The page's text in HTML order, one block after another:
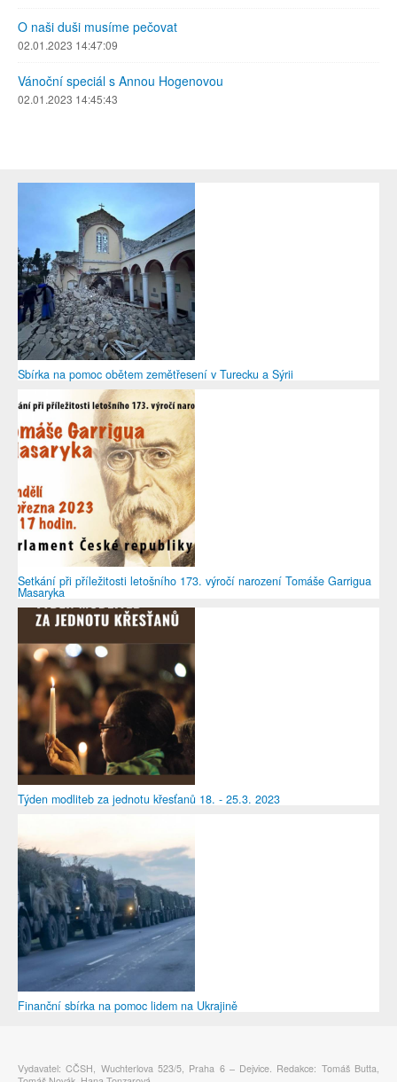
O naši duši musíme pečovat
02.01.2023 14:47:09
Vánoční speciál s Annou Hogenovou
02.01.2023 14:45:43
Sbírka na pomoc obětem zemětřesení v Turecku a Sýrii
Setkání při příležitosti letošního 173. výročí narození Tomáše Garrigua
Masaryka
Týden modliteb za jednotu křesťanů 18. - 25.3. 2023
Finanční sbírka na pomoc lidem na Ukrajině
Vydavatel: CČSH, Wuchterlova 523/5, Praha 6 – Dejvice. Redakce: Tomáš Butta,